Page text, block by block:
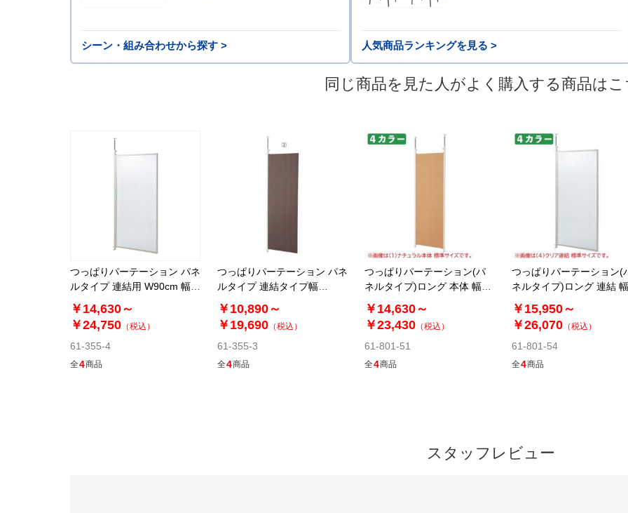
シーン・組み合わせから探す > 人気商品ランキングを見る >
同じ商品を見た人がよく購入する商品はこ
つっぱりパーテーション パネ
ルタイプ 連結用 W90cm 幅
87.5cm パーテーション
￥14,630～
￥24,750 （税込）
61-355-4
全4商品
つっぱりパーテーション パネ
ルタイプ 連結タイプ幅
62.5cm パーテーション
￥10,890～
￥19,690 （税込）
61-355-3
全4商品
つっぱりパーテーション(パ
ネルタイプ)ロング 本体 幅
65cm パーテーション
￥14,630～
￥23,430 （税込）
61-801-51
全4商品
つっぱりパーテーション(
ネルタイプ)ロング 連結 幅
90cm パーテーション
￥15,950～
￥26,070 （税込）
61-801-54
全4商品
スタッフレビュー